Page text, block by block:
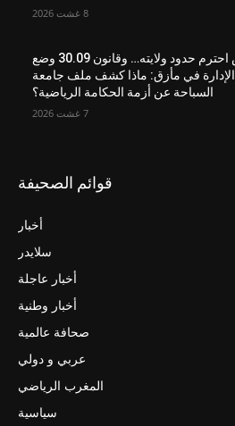
8 غشت 2026
رئيس احترم حدود ولايته… وقانون 30.09 وضع
الإدارة في مأزق: ماذا كشف ملف جامعة
السباحة عن أزمة الحكامة الرياضية؟
7 غشت 2026
قوائم الصحيفة
أخبار
سلايدر
أخبار عاجلة
أخبار وطنية
صحافة عالمية
عربي و دولي
المغرب الرياضي
سياسية